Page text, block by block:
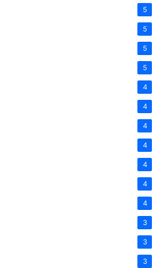
5
5
5
5
4
4
4
4
4
4
4
3
3
3